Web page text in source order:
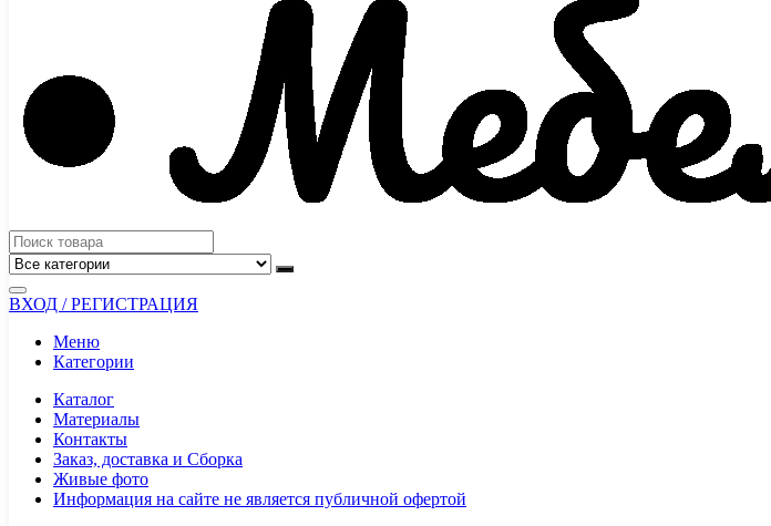
ВХОД / РЕГИСТРАЦИЯ
Меню
Категории
Каталог
Материалы
Контакты
Заказ, доставка и Сборка
Живые фото
Информация на сайте не является публичной офертой